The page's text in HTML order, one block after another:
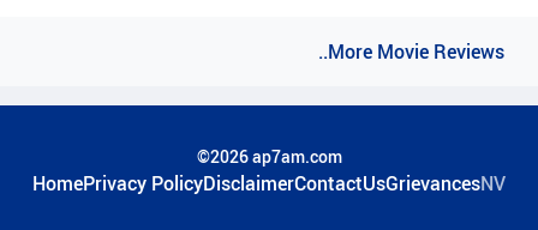
..More Movie Reviews
©2026 ap7am.com
HomePrivacy PolicyDisclaimerContactUsGrievancesNV